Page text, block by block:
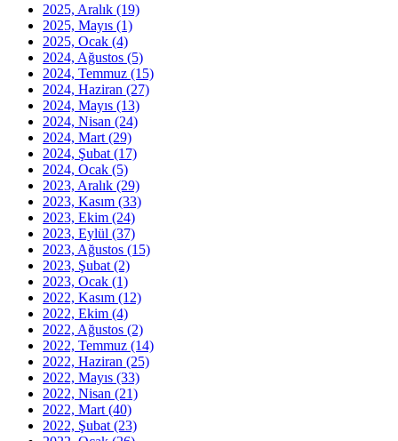
2025, Aralık (19)
2025, Mayıs (1)
2025, Ocak (4)
2024, Ağustos (5)
2024, Temmuz (15)
2024, Haziran (27)
2024, Mayıs (13)
2024, Nisan (24)
2024, Mart (29)
2024, Şubat (17)
2024, Ocak (5)
2023, Aralık (29)
2023, Kasım (33)
2023, Ekim (24)
2023, Eylül (37)
2023, Ağustos (15)
2023, Şubat (2)
2023, Ocak (1)
2022, Kasım (12)
2022, Ekim (4)
2022, Ağustos (2)
2022, Temmuz (14)
2022, Haziran (25)
2022, Mayıs (33)
2022, Nisan (21)
2022, Mart (40)
2022, Şubat (23)